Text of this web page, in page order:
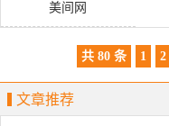
美间网
共 80 条 1 2
文章推荐